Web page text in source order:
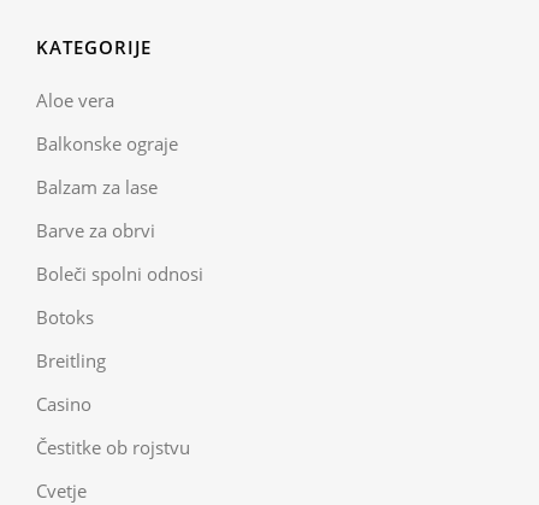
KATEGORIJE
Aloe vera
Balkonske ograje
Balzam za lase
Barve za obrvi
Boleči spolni odnosi
Botoks
Breitling
Casino
Čestitke ob rojstvu
Cvetje